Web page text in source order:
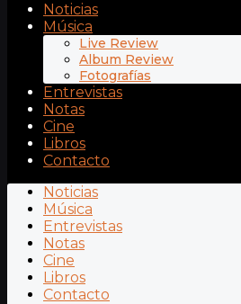
Noticias
Música
Live Review
Album Review
Fotografías
Entrevistas
Notas
Cine
Libros
Contacto
Noticias
Música
Entrevistas
Notas
Cine
Libros
Contacto